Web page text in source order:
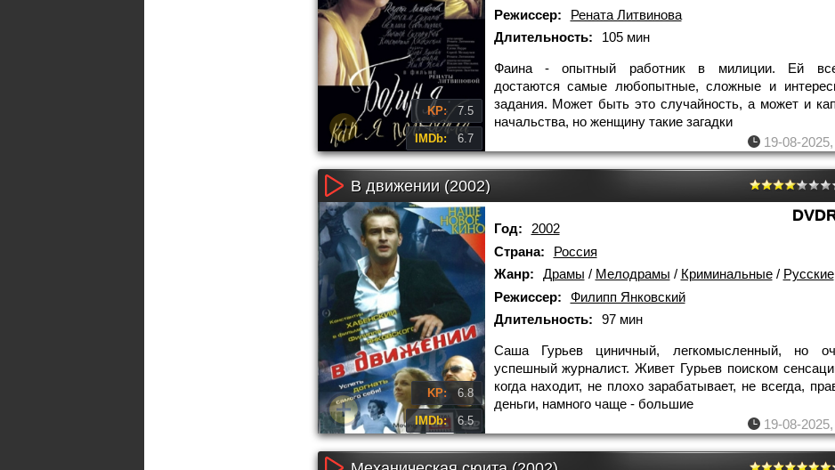
KP: 7.5
IMDb: 6.7
Режиссер:
Рената Литвинова
Длительность:
105 мин
Фаина - опытный работник в милиции. Ей
достаются самые любопытные, сложные и
задания. Может быть это случайность, а может и
начальства, но женщину такие загадки
19-08-
В движении (2002)
KP: 6.8
IMDb: 6.5
Год:
2002
Страна:
Россия
Жанр:
Драмы / Мелодрамы / Криминальные/ Русские
Режиссер:
Филипп Янковский
Длительность:
97 мин
Саша Гурьев циничный, легкомысленный, но
успешный журналист. Живет Гурьев поиском
когда находит, не плохо зарабатывает, не всегда,
деньги, намного чаще - большие
19-08-2025,